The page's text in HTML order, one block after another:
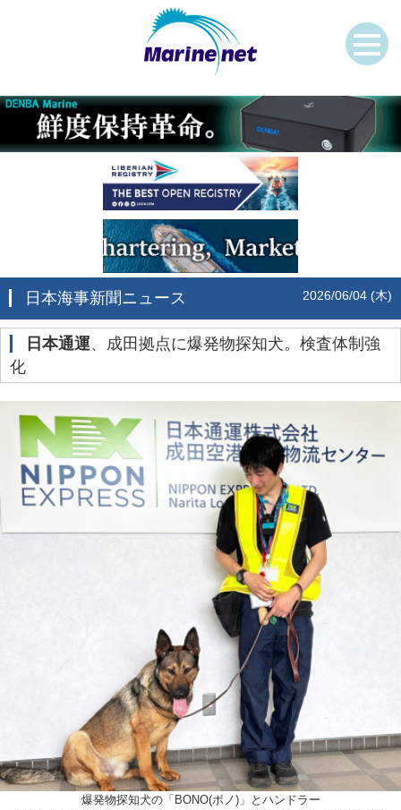
日本海事新聞ニュース 2026/06/04 (木)
日本通運、成田拠点に爆発物探知犬。検査体制強
化
爆発物探知犬の「BONO(ボノ)」とハンドラー